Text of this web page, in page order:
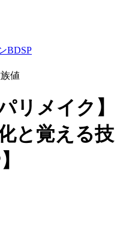
BDSP
値
リメイク】
と覚える技